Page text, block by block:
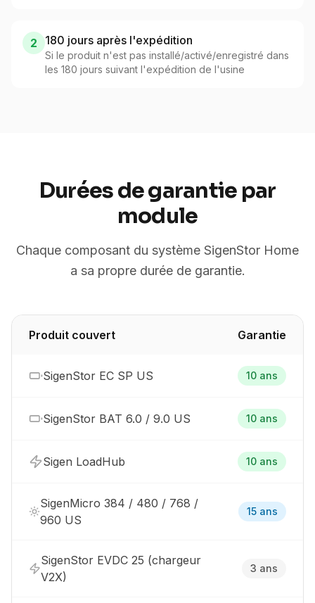
2 180 jours après l'expédition
Si le produit n'est pas installé/activé/enregistré dans
les 180 jours suivant l'expédition de l'usine
Durées de garantie par
module
Chaque composant du système SigenStor Home
a sa propre durée de garantie.
Produit couvert Garantie
SigenStor EC SP US 10 ans
SigenStor BAT 6.0 / 9.0 US 10 ans
Sigen LoadHub 10 ans
SigenMicro 384 / 480 / 768 /
960 US
15 ans
SigenStor EVDC 25 (chargeur
V2X)
3 ans